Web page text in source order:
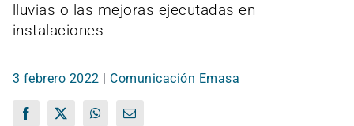
lluvias o las mejoras ejecutadas en
instalaciones
3 febrero 2022 Comunicación Emasa
Facebook
X WhatsAppCorreo